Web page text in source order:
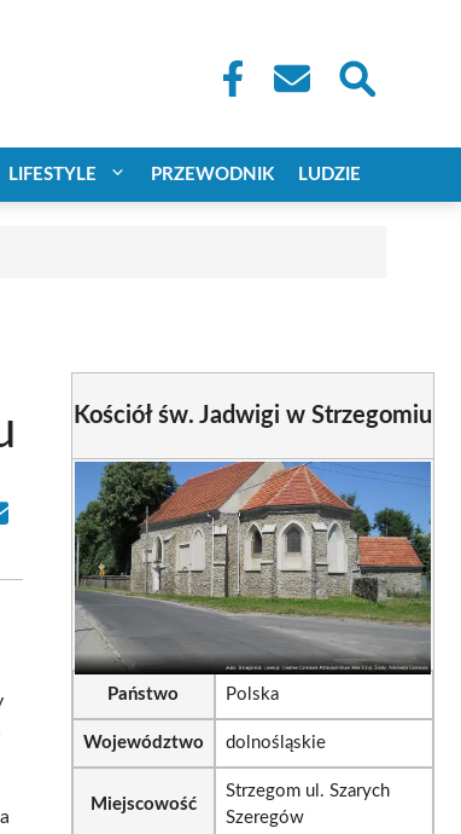
LIFESTYLE PRZEWODNIK LUDZIE
Kościół św. Jadwigi w Strzegomiu
Państwo Polska
Województwo dolnośląskie
Miejscowość
Strzegom ul. Szarych
Szeregów